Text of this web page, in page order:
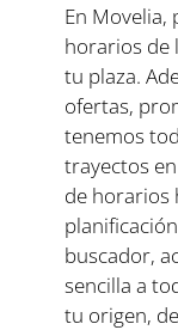
En
horarios de
tu plaza.
ofertas,
tenemos
trayectos
de horarios
buscador,
sencilla a
tu origen,